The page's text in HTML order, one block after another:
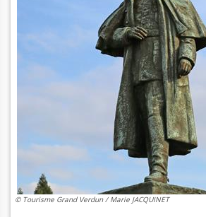
© Tourisme Grand Verdun / Marie JACQUINET